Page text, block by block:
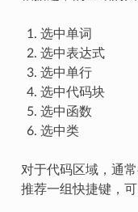
选中单词
选中表达式
选中单行
选中代码块
选中函数
选中类
对于代码区域，通
推荐一组快捷键，